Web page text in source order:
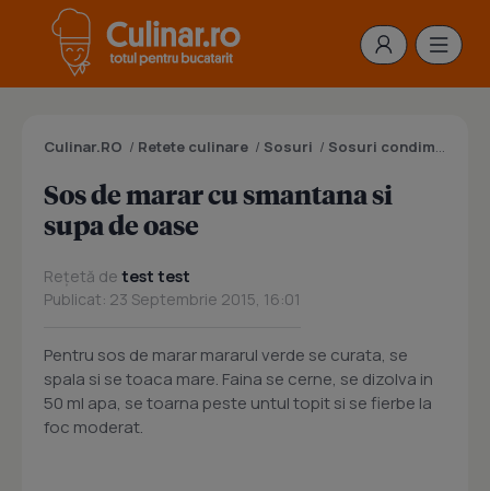
Culinar.RO / Retete culinare / Sosuri / Sosuri condimentate
Sos de marar cu smantana si
supa de oase
Rețetă de test test
Publicat: 23 Septembrie 2015, 16:01
Pentru sos de marar mararul verde se curata, se
spala si se toaca mare. Faina se cerne, se dizolva in
50 ml apa, se toarna peste untul topit si se fierbe la
foc moderat.